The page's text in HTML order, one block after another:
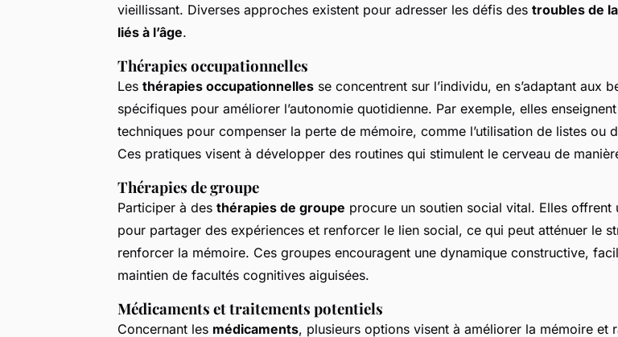
vieillissant. Diverses approches existent pour adresser les défis des troubles de
liés à l’âge.
Thérapies occupationnelles
Les thérapies occupationnelles se concentrent sur l’individu, en s’adaptant aux
spécifiques pour améliorer l’autonomie quotidienne. Par exemple, elles
techniques pour compenser la perte de mémoire, comme l’utilisation de listes ou
Ces pratiques visent à développer des routines qui stimulent le cerveau de
Thérapies de groupe
Participer à des thérapies de groupe procure un soutien social vital. Elles offrent
pour partager des expériences et renforcer le lien social, ce qui peut atténuer le
renforcer la mémoire. Ces groupes encouragent une dynamique constructive,
maintien de facultés cognitives aiguisées.
Médicaments et traitements potentiels
Concernant les médicaments, plusieurs options visent à améliorer la mémoire et